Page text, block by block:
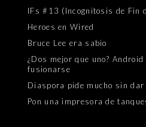
IFs #13 (Incognitosis de Fin
Heroes en Wired
Bruce Lee era sabio
¿Dos mejor que uno?
fusionarse
Diaspora pide mucho sin dar
Pon una impresora de